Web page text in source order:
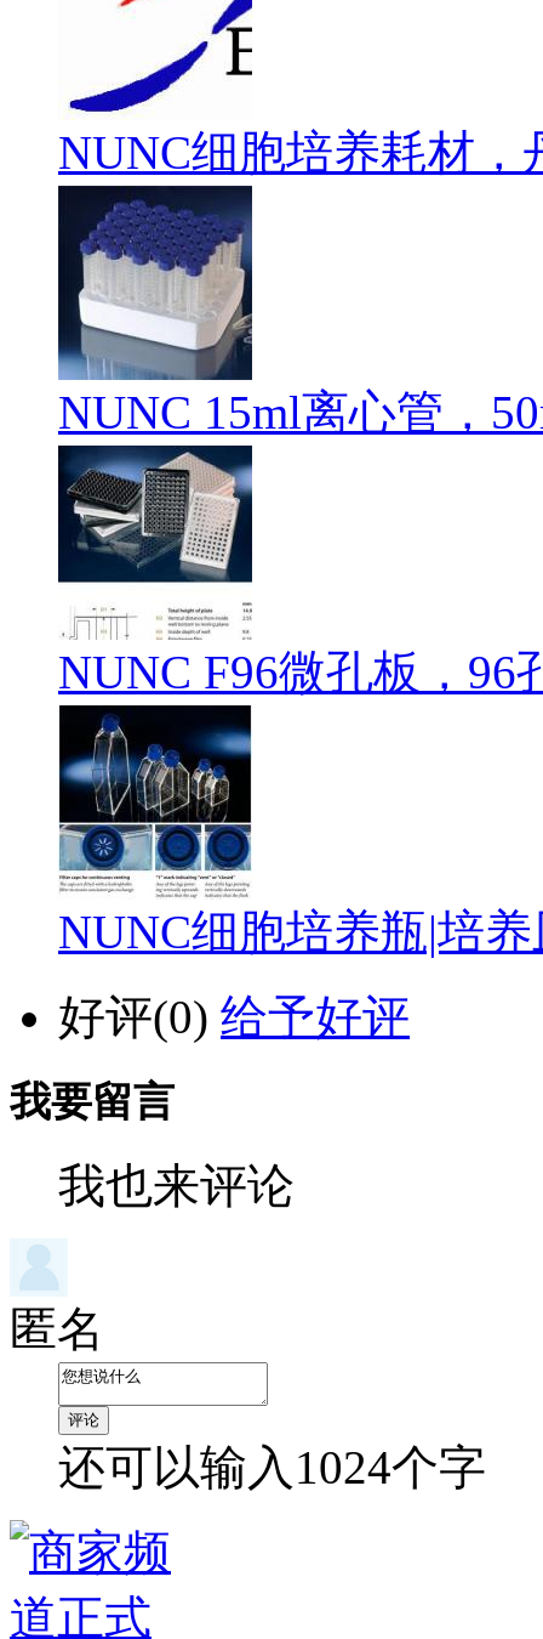
NUNC细胞培养耗材，
NUNC 15ml离心管，
NUNC F96微孔板，96
NUNC细胞培养瓶|培
好评(0) 给予好评
我要留言
我也来评论
匿名
还可以输入 1024个字